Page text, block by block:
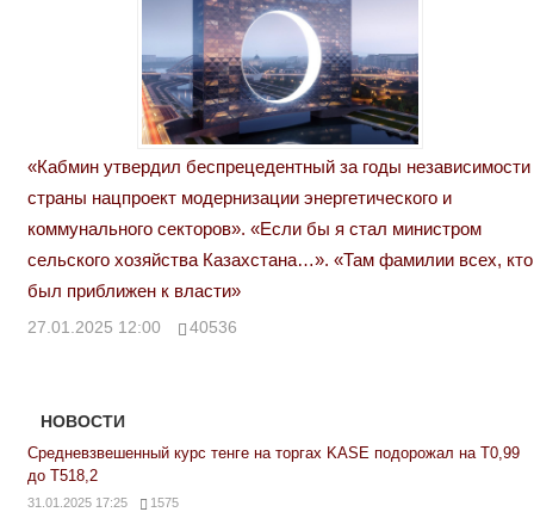
«Кабмин утвердил беспрецедентный за годы независимости
страны нацпроект модернизации энергетического и
коммунального секторов». «Если бы я стал министром
сельского хозяйства Казахстана…». «Там фамилии всех, кто
был приближен к власти»
27.01.2025 12:00 40536
НОВОСТИ
Средневзвешенный курс тенге на торгах KASE подорожал на Т0,99
до Т518,2
31.01.2025 17:25 1575